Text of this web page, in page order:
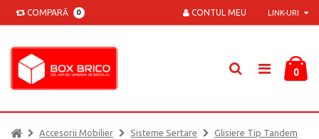
COMPARĂ 0 LINK-URI
CONTUL MEU
0
Accesorii Mobilier Sisteme Sertare
Glisiere Tip Tandem